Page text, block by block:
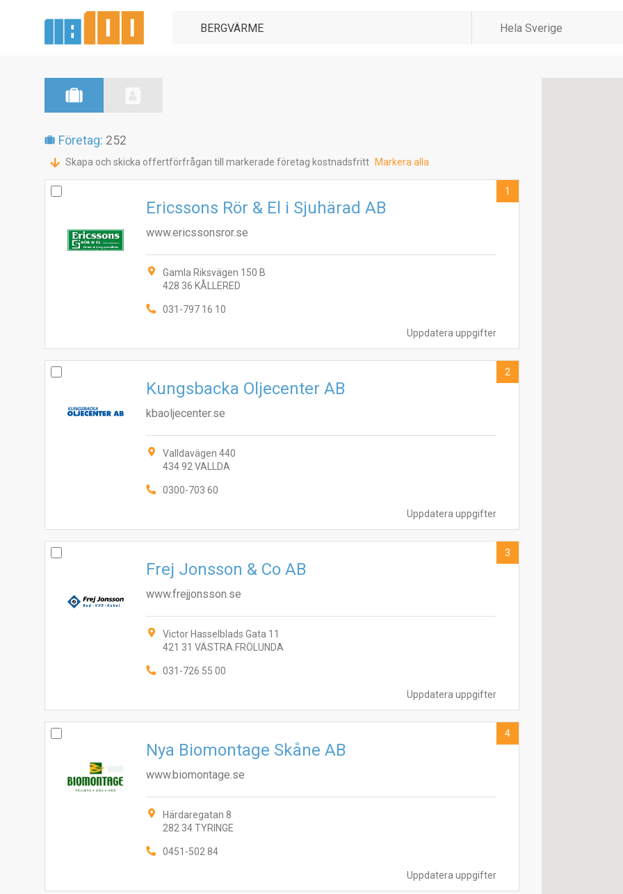
Företag: 252
Skapa och skicka offertförfrågan till markerade företag kostnadsfritt Markera alla
Uppdatera uppgifter
Ericssons Rör & El i Sjuhärad AB
www.ericssonsror.se
Gamla Riksvägen 150 B
428 36 KÅLLERED
031-797 16 10
1
Uppdatera uppgifter
Kungsbacka Oljecenter AB
kbaoljecenter.se
Valldavägen 440
434 92 VALLDA
0300-703 60
2
Uppdatera uppgifter
Frej Jonsson & Co AB
www.frejjonsson.se
Victor Hasselblads Gata 11
421 31 VÄSTRA FRÖLUNDA
031-726 55 00
3
Uppdatera uppgifter
Nya Biomontage Skåne AB
www.biomontage.se
Härdaregatan 8
282 34 TYRINGE
0451-502 84
4